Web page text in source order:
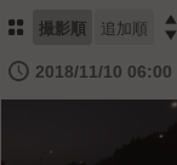
⚏ 撮影順 追加順 
🕔 2018/11/10 06:00